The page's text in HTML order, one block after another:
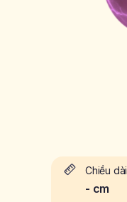
Chiều dài
- cm